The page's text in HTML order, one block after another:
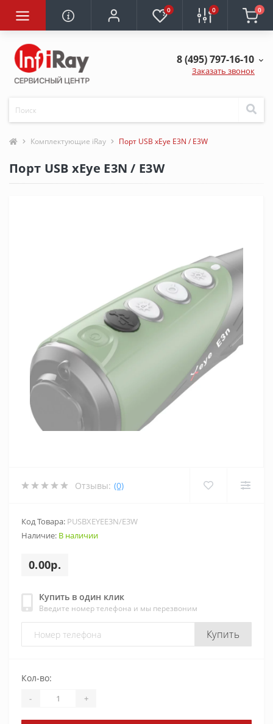
0 0 0
8 (495) 797-16-10
Заказать звонок
Комплектующие iRay Порт USB xEye E3N / E3W
Порт USB xEye E3N / E3W
Отзывы: (0)
Код Товара: PUSBXEYEE3N/E3W
Наличие: В наличии
0.00р.
Купить в один клик
Введите номер телефона и мы перезвоним
Купить
Кол-во:
- +